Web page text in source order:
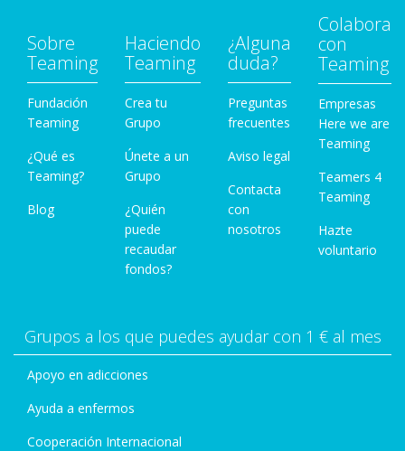
Sobre
Teaming
Fundación
Teaming
¿Qué es
Teaming?
Blog
Haciendo
Teaming
Crea tu
Grupo
Únete a un
Grupo
¿Quién
puede
recaudar
fondos?
¿Alguna
duda?
Preguntas
frecuentes
Aviso legal
Contacta
con
nosotros
Colabora
con
Teaming
Empresas
Here we are
Teaming
Teamers 4
Teaming
Hazte
voluntario
Grupos a los que puedes ayudar con 1 € al mes
Apoyo en adicciones
Ayuda a enfermos
Cooperación Internacional